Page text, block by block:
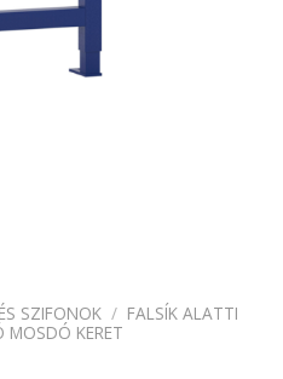
SZIFONOK / FALSÍK ALATTI
MOSDÓ KERET